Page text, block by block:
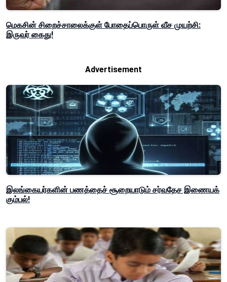
மெகசின் சிறைச்சாலைக்குள் போதைப்பொருள் வீச முயற்சி:
இருவர் கைது!
Advertisement
இலங்கையர்களின் பணத்தைச் சூறையாடும் சர்வதேச இணையக்
கும்பல்!